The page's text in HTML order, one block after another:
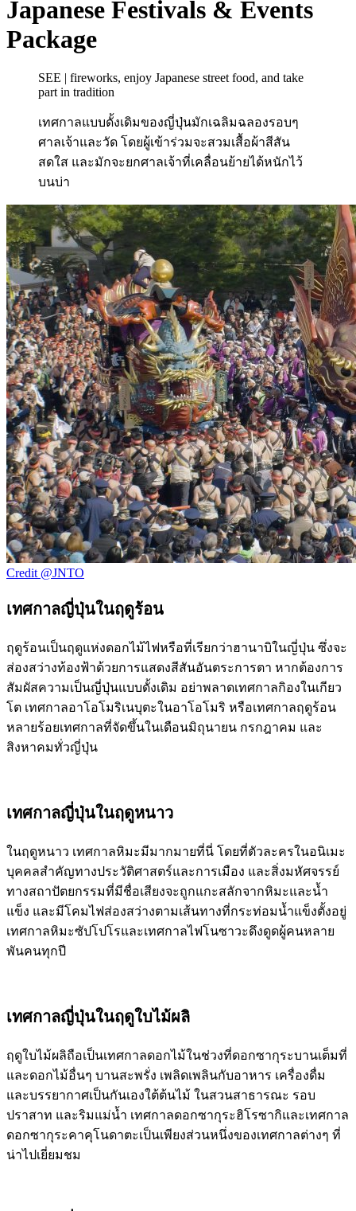
Japanese Festivals & Events
Package
SEE | fireworks, enjoy Japanese street food, and take
part in tradition
เทศกาลแบบดั้งเดิมของญี่ปุ่นมักเฉลิมฉลองรอบๆ
ศาลเจ้าและวัด โดยผู้เข้าร่วมจะสวมเสื้อผ้าสีสัน
สดใส และมักจะยกศาลเจ้าที่เคลื่อนย้ายได้หนักไว้
บนบ่า
Credit @JNTO
เทศกาลญี่ปุ่นในฤดูร้อน
ฤดูร้อนเป็นฤดูแห่งดอกไม้ไฟหรือที่เรียกว่าฮานาบิในญี่ปุ่น ซึ่งจะ
ส่องสว่างท้องฟ้าด้วยการแสดงสีสันอันตระการตา หากต้องการ
สัมผัสความเป็นญี่ปุ่นแบบดั้งเดิม อย่าพลาดเทศกาลกิองในเกียว
โต เทศกาลอาโอโมริเนบุตะในอาโอโมริ หรือเทศกาลฤดูร้อน
หลายร้อยเทศกาลที่จัดขึ้นในเดือนมิถุนายน กรกฎาคม และ
สิงหาคมทั่วญี่ปุ่น
เทศกาลญี่ปุ่นในฤดูหนาว
ในฤดูหนาว เทศกาลหิมะมีมากมายที่นี่ โดยที่ตัวละครในอนิเมะ
บุคคลสำคัญทางประวัติศาสตร์และการเมือง และสิ่งมหัศจรรย์
ทางสถาปัตยกรรมที่มีชื่อเสียงจะถูกแกะสลักจากหิมะและน้ำ
แข็ง และมีโคมไฟส่องสว่างตามเส้นทางที่กระท่อมน้ำแข็งตั้งอยู่
เทศกาลหิมะซัปโปโรและเทศกาลไฟโนซาวะดึงดูดผู้คนหลาย
พันคนทุกปี
เทศกาลญี่ปุ่นในฤดูใบไม้ผลิ
ฤดูใบไม้ผลิถือเป็นเทศกาลดอกไม้ในช่วงที่ดอกซากุระบานเต็มที่
และดอกไม้อื่นๆ บานสะพรั่ง เพลิดเพลินกับอาหาร เครื่องดื่ม
และบรรยากาศเป็นกันเองใต้ต้นไม้ ในสวนสาธารณะ รอบ
ปราสาท และริมแม่น้ำ เทศกาลดอกซากุระฮิโรซากิและเทศกาล
ดอกซากุระคาคุโนดาตะเป็นเพียงส่วนหนึ่งของเทศกาลต่างๆ ที่
น่าไปเยี่ยมชม